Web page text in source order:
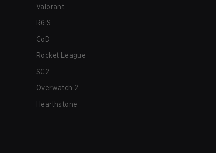
Valorant
R6:S
CoD
Rocket League
SC2
Overwatch 2
Hearthstone